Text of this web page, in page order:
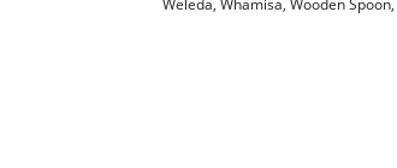
Weleda, Whamisa, Wooden Spoon,